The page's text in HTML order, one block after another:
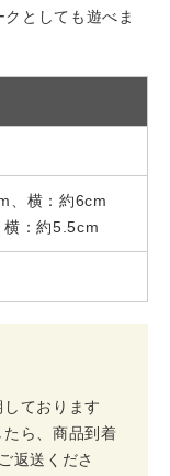
としても遊べま
、横：約6cm
横：約5.5cm
ております
ら、商品到着
返送くださ